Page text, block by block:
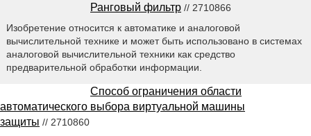
Ранговый фильтр // 2710866
Изобретение относится к автоматике и аналоговой
вычислительной технике и может быть использовано в системах
аналоговой вычислительной техники как средство
предварительной обработки информации.
Способ ограничения области
автоматического выбора виртуальной машины
защиты // 2710860